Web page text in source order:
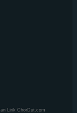
Lirik ChorDut.com